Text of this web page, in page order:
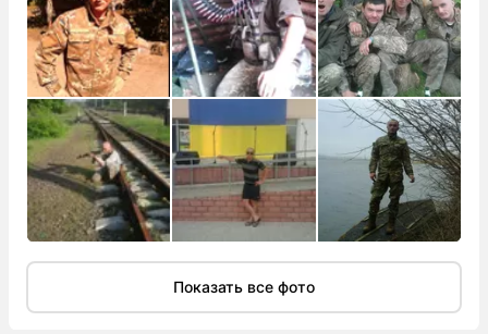
Показать все фото